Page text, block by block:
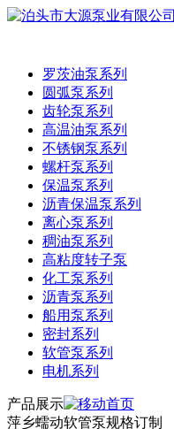
罗茨油泵系列
圆弧泵系列
齿轮泵系列
高温油泵系列
不锈钢泵系列
螺杆泵系列
保温泵系列
沥青保温泵系列
离心泵系列
稠油泵系列
高粘度转子泵
化工泵系列
沥青泵系列
船用泵系列
密封系列
软管泵系列
电机系列
产品展示
萍乡蠕动软管泵规格订制